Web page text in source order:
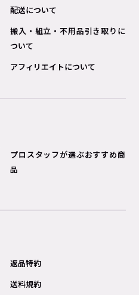
配送について
搬入・組立・不用品引き取りに
ついて
アフィリエイトについて
プロスタッフが選ぶおすすめ商
品
返品特約
送料規約